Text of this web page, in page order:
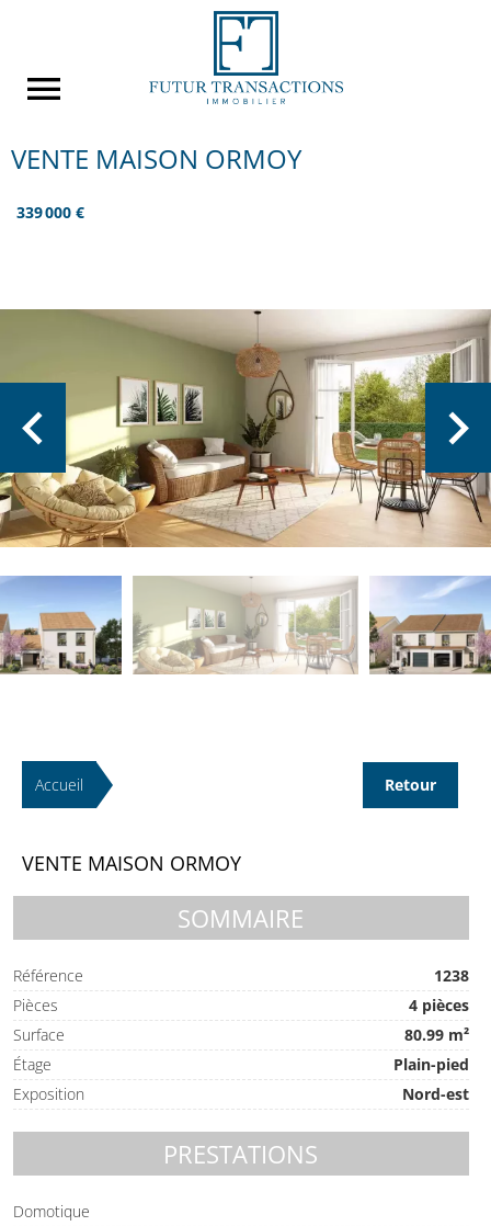
VENTE MAISON ORMOY
339 000 €
Accueil Retour
VENTE MAISON ORMOY
SOMMAIRE
Référence
1238
Pièces
4 pièces
Surface
80.99 m²
Étage
Plain-pied
Exposition
Nord-est
PRESTATIONS
Domotique